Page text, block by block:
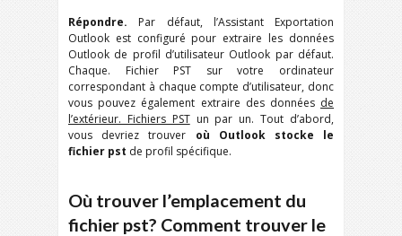
Répondre. Par défaut, l’Assistant Exportation
Outlook est configuré pour extraire les données
Outlook de profil d’utilisateur Outlook par défaut.
Chaque. Fichier PST sur votre ordinateur
correspondant à chaque compte d’utilisateur, donc
vous pouvez également extraire des données de
l’extérieur. Fichiers PSTun par un. Tout d’abord,
vous devriez trouver où Outlook stocke le
fichier pst de profil spécifique.
Où trouver l’emplacement du
fichier pst? Comment trouver le